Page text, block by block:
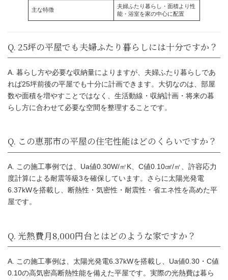
【住宅スペック】
建物 平屋注文住宅
延床面積 25.25坪
断熱性能
Ua値 0.30W/㎡K・断熱等
当
A. 暮らし方や必要な収納量によりますが、夫婦ふたり暮らしであ
れば25坪前後の平屋でも十分に計画できます。大切なのは、部屋
数や面積を増やすことではなく、生活動線・収納計画・将来の暮
らし方に合わせて必要な空間を整理することです。
A. この施工事例では、Ua値0.30W/㎡K、C値0.10㎠/㎡、許容応力
度計算による耐震等級3を確保しています。さらに太陽光発電
6.37kWを搭載し、断熱性・気密性・耐震性・省エネ性を高めた平
屋です。
A. この施工事例は、太陽光発電6.37kWを搭載し、Ua値0.30・C値
0.10の高気密高断熱性能を備えた平屋です。実際の光熱費は暮ら